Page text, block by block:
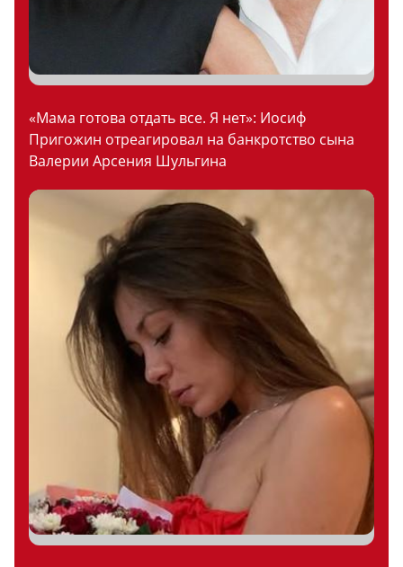
«Мама готова отдать все. Я нет»: Иосиф
Пригожин отреагировал на банкротство сына
Валерии Арсения Шульгина